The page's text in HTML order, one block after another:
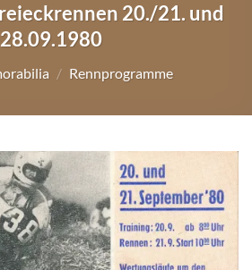
20./21. und
28.09.1980
/ Rennprogramme